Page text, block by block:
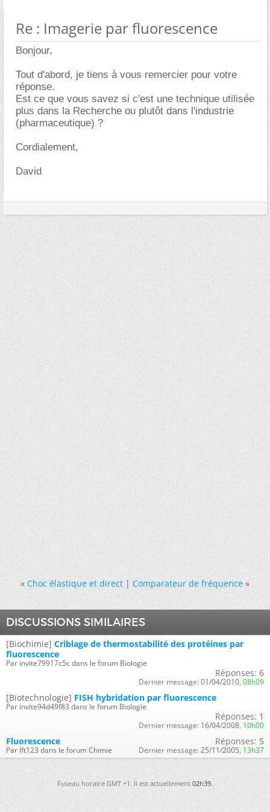
Re : Imagerie par fluorescence
Bonjour,
Tout d'abord, je tiens à vous remercier pour votre
réponse.
Est ce que vous savez si c'est une technique utilisée
plus dans la Recherche ou plutôt dans l'industrie
(pharmaceutique) ?
Cordialement,
David
« Choc élastique et direct|Comparateur de fréquence »
DISCUSSIONS SIMILAIRES
[Biochimie] Criblage de thermostabilité des protéines par
fluorescence
Par invite79917c5c dans le forum Biologie
Réponses: 6
Dernier message: 01/04/2010, 08h09
[Biotechnologie] FISH hybridation par fluorescence
Par invite94d49f83 dans le forum Biologie
Réponses: 1
Dernier message: 16/04/2008, 10h00
Fluorescence
Par lft123 dans le forum Chimie
Réponses: 5
Dernier message: 25/11/2005, 13h37
Fuseau horaire GMT +1. Il est actuellement02h39.